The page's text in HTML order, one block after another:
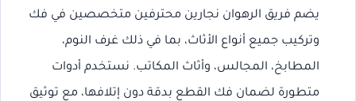
يضم فريق الرهوان نجارين محترفين متخصصين في فك
وتركيب جميع أنواع الأثاث، بما في ذلك غرف النوم،
المطابخ، المجالس، وأثاث المكاتب. نستخدم أدوات
متطورة لضمان فك القطع بدقة دون إتلافها، مع توثيق